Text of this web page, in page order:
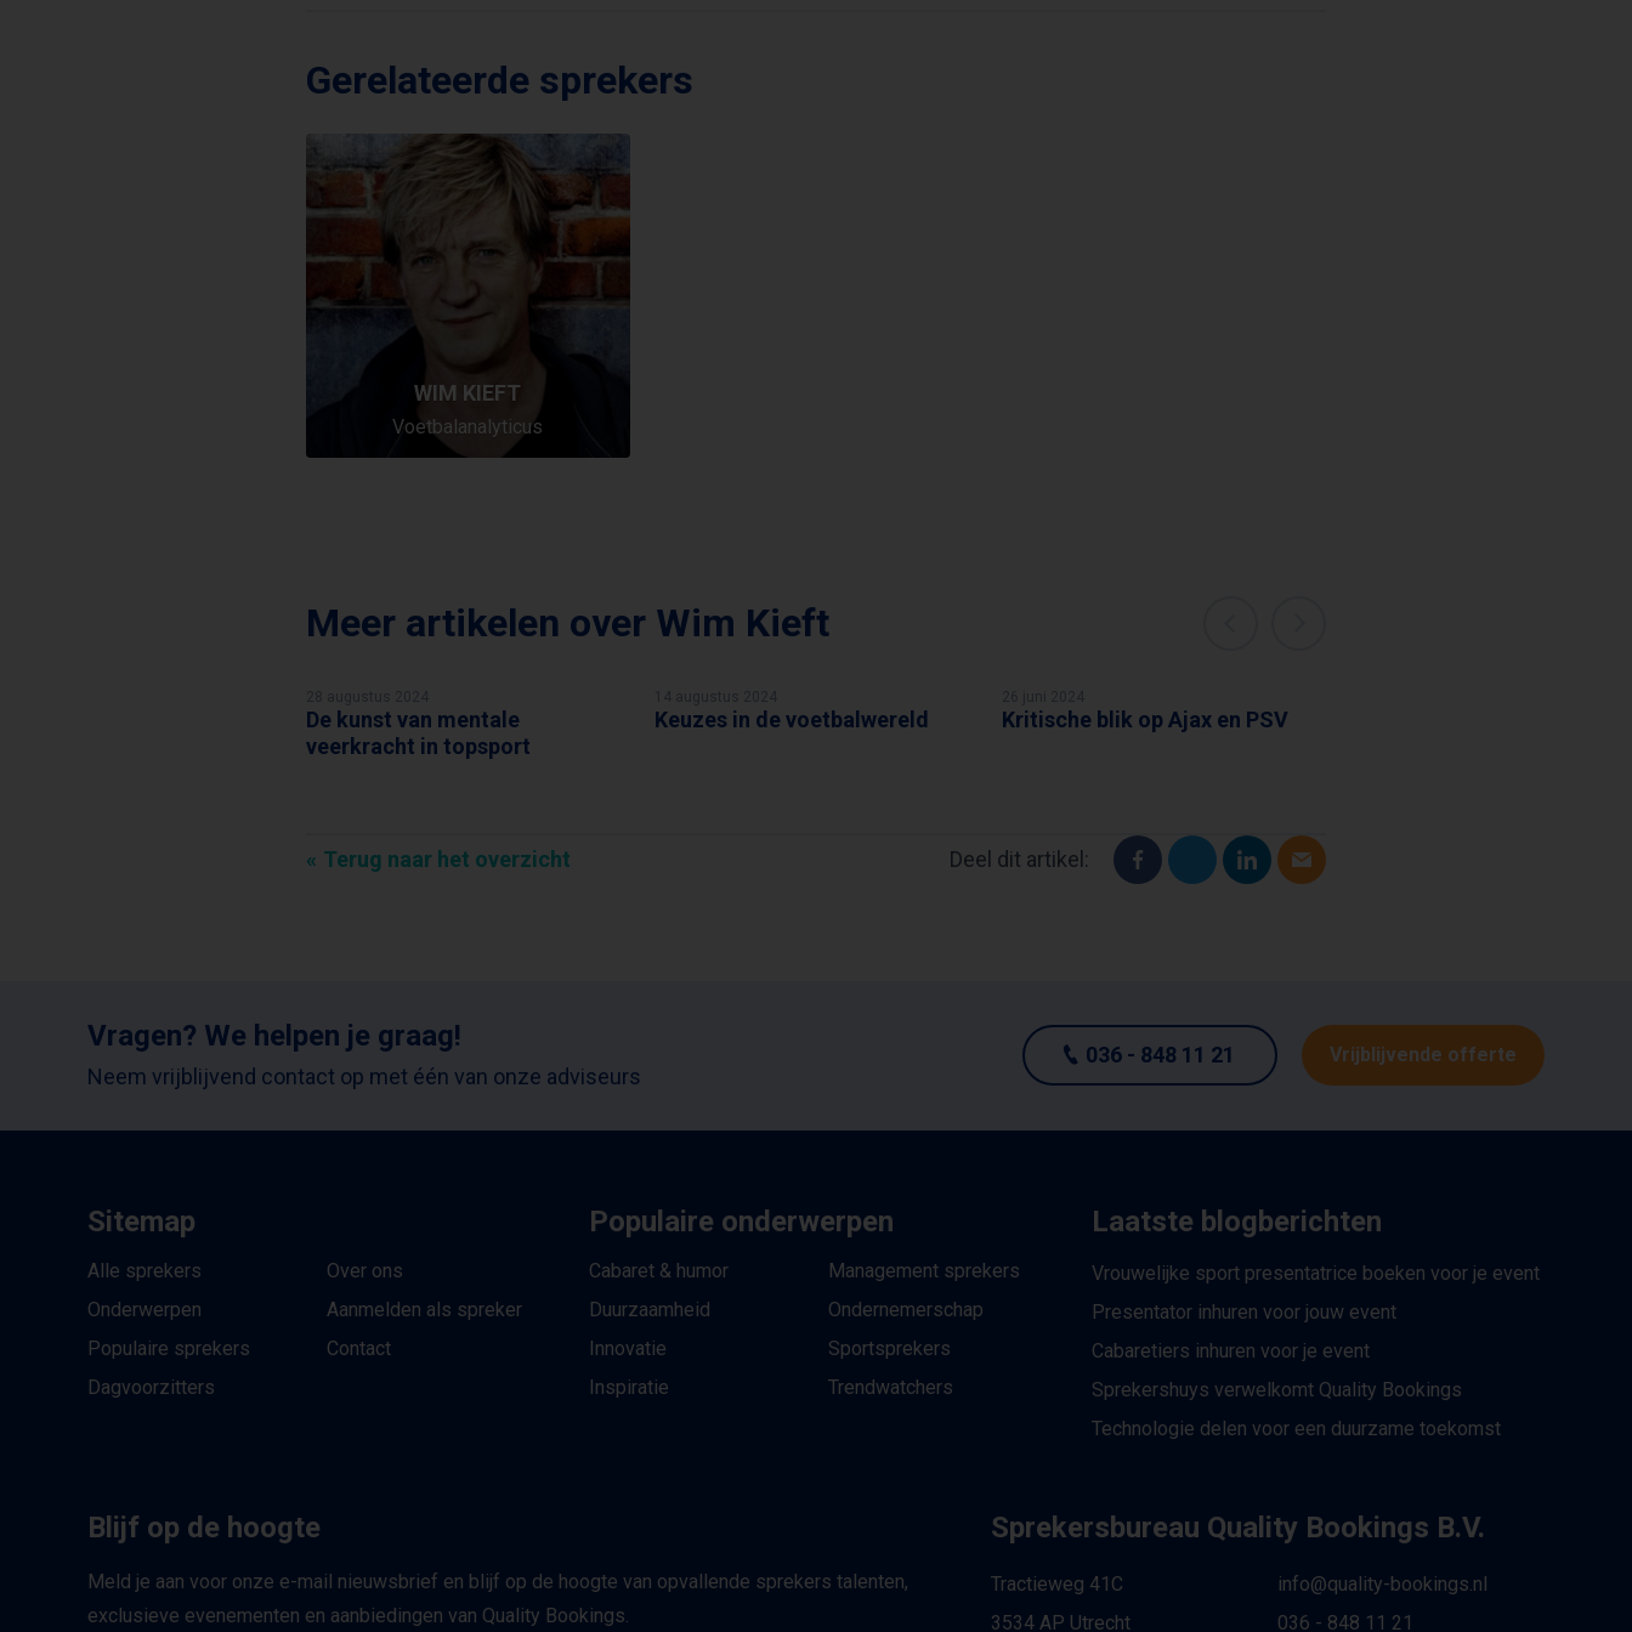
Gerelateerde sprekers
WIM KIEFT
Voetbalanalyticus
Meer artikelen over Wim Kieft
WIM KIEFT
De kunst van mentale
veerkracht in topsport
WIM KIEFT
Keuzes in de voetbalwereld WIM KIEFT
Kritische blik op Ajax en PSV
Terug naar het overzicht Deel dit artikel:
Vragen? We helpen je graag!
Neem vrijblijvend contact op met één van onze adviseurs
036 - 848 11 21 Vrijblijvende offerte
Sitemap
Alle sprekers
Onderwerpen
Populaire sprekers
Dagvoorzitters
Over ons
Aanmelden als spreker
Contact
Populaire onderwerpen
Cabaret & humor
Duurzaamheid
Innovatie
Inspiratie
Management sprekers
Ondernemerschap
Sportsprekers
Trendwatchers
Laatste blogberichten
Vrouwelijke sport presentatrice boeken voor je event
Presentator inhuren voor jouw event
Cabaretiers inhuren voor je event
Sprekershuys verwelkomt Quality Bookings
Technologie delen voor een duurzame toekomst
Blijf op de hoogte
Meld je aan voor onze e-mail nieuwsbrief en blijf op de hoogte van opvallende sprekers talenten,
exclusieve evenementen en aanbiedingen van Quality Bookings.
Sprekersbureau Quality Bookings B.V.
Tractieweg 41C
3534 AP Utrecht
info@quality-bookings.nl
036 - 848 11 21